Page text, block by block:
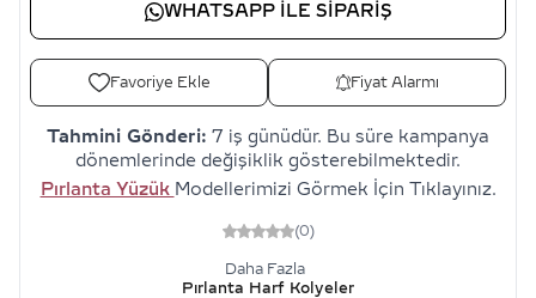
WHATSAPP ILE SIPARIŞ
Favoriye Ekle Fiyat Alarmı
Tahmini Gönderi: 7 iş günüdür. Bu süre kampanya
dönemlerinde değişiklik gösterebilmektedir.
Pırlanta Yüzük Modellerimizi Görmek İçin Tıklayınız.
(0)
Daha Fazla
Pırlanta Harf Kolyeler